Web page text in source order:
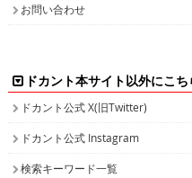
お問い合わせ
ドカント本サイト以外にこち
ドカント公式 X(旧Twitter)
ドカント公式 Instagram
検索キーワード一覧